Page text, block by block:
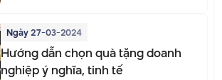
Ngày 27-03-2024
Hướng dẫn chọn quà tặng doanh
nghiệp ý nghĩa, tinh tế